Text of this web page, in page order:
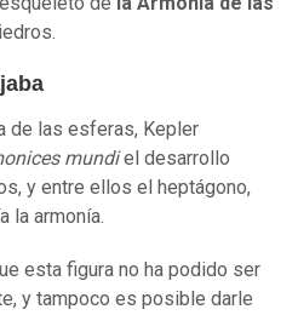
de las esferas, Kepler
mundiel desarrollo
y entre ellos el heptágono,
la armonía.
esta figura no ha podido ser
y tampoco es posible darle